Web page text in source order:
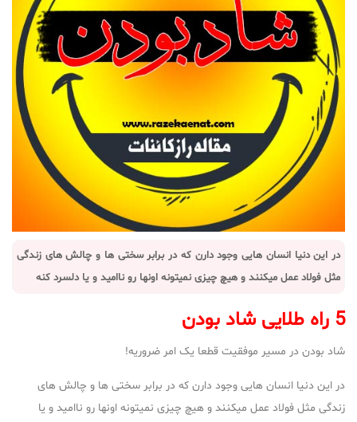
در این دنیا انسان هایی وجود دارن که در برابر سختی ها و چالش های زندگی
مثل فولاد عمل میکنند و هیچ چیزی نمیتونه اونها رو ناامید و یا دلسرد کنه
5 راه طلایی شاد بودن
شاد بودن در مسیر موفقیت قطعا یک امر ضروریه!
در این دنیا انسان هایی وجود دارن که در برابر سختی ها و چالش های
زندگی مثل فولاد عمل میکنند و هیچ چیزی نمیتونه اونها رو ناامید و یا